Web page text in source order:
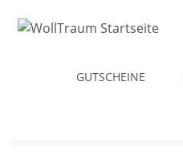
GUTSCHEINE